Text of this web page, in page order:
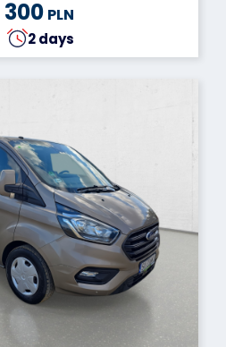
300 PLN
2 days